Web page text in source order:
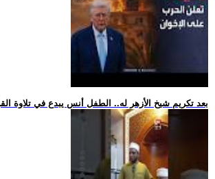
.. بعد تكريم شيخ الأزهر له.. الطفل أنس يبدع في تلاوة